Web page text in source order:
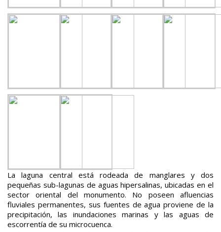
La laguna central está rodeada de manglares y dos
pequeñas sub-lagunas de aguas hipersalinas, ubicadas en el
sector oriental del monumento. No poseen afluencias
fluviales permanentes, sus fuentes de agua proviene de la
precipitación, las inundaciones marinas y las aguas de
escorrentía de su microcuenca.